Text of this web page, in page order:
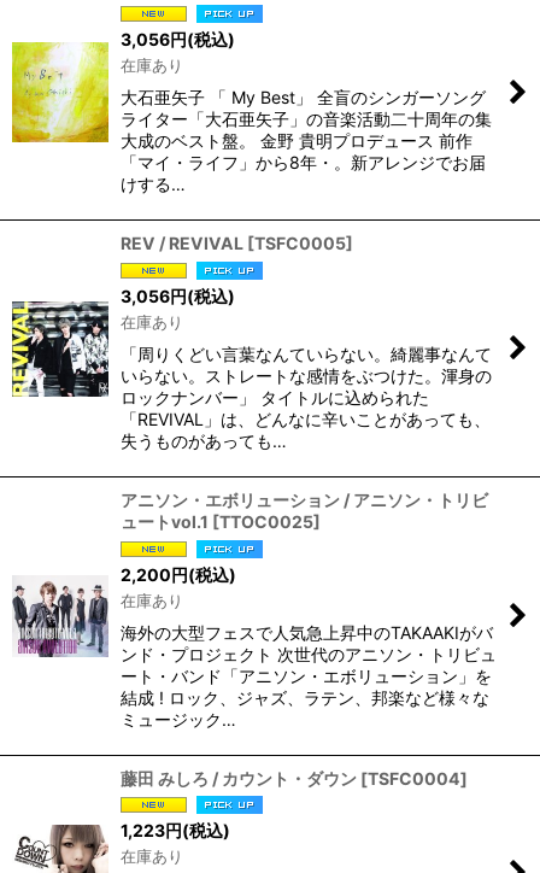
3,056円(税込)
在庫あり
大石亜矢子 「 My Best」 全盲のシンガーソング
ライター「大石亜矢子」の音楽活動二十周年の集
大成のベスト盤。 金野 貴明プロデュース 前作
「マイ・ライフ」から8年・。新アレンジでお届
けする…
REV / REVIVAL [TSFC0005]
3,056円(税込)
在庫あり
「周りくどい言葉なんていらない。綺麗事なんて
いらない。ストレートな感情をぶつけた。渾身の
ロックナンバー」 タイトルに込められた
「REVIVAL」は、どんなに辛いことがあっても、
失うものがあっても…
アニソン・エボリューション / アニソン・トリビ
ュートvol.1 [TTOC0025]
2,200円(税込)
在庫あり
海外の大型フェスで人気急上昇中のTAKAAKIがバ
ンド・プロジェクト 次世代のアニソン・トリビュ
ート・バンド「アニソン・エボリューション」を
結成 ! ロック、ジャズ、ラテン、邦楽など様々な
ミュージック…
藤田 みしろ / カウント・ダウン [TSFC0004]
1,223円(税込)
在庫あり